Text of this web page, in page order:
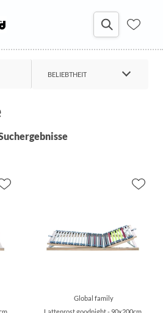
BELIEBTHEIT
Global family